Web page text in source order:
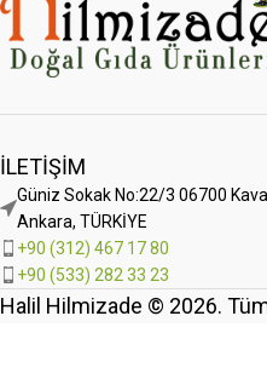
İLETIŞIM
Güniz Sokak No:22/3 06700
Ankara, TÜRKİYE
+90 (312) 467 17 80
+90 (533) 282 33 23
Halil Hilmizade © 2026. Tüm